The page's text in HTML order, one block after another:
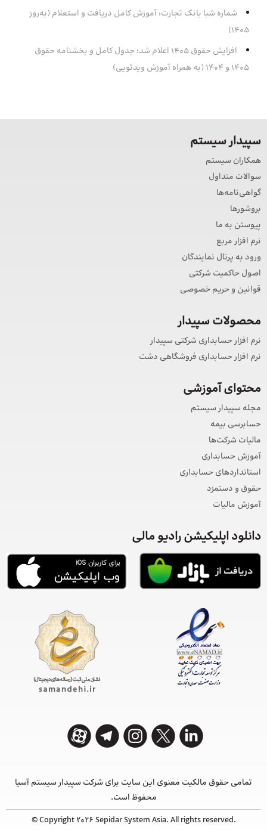
شماره شبا بانک تجارت: آموزش کامل دریافت و استعلام (به‌روز
۱۴۰۵)
افزایش حقوق 1405 اعلام شد؛ جدول کامل و بخشنامه حقوق
1405 و 1404 (به همراه آموزش ویدئویی)
سپیدار سیستم
همکاران سیستم
سوالات متداول
گواهی‌نامه‌ها
بروشورها
پیوستن به ما
نرم افزار مربع
ورود به پرتال نمایندگان
اصول حاکمیت شرکتی
قوانین و حریم خصوصی
محصولات سپیدار
نرم افزار حسابداری شرکتی سپیدار
نرم افزار حسابداری فروشگاهی دشت
محتوای آموزشی
مجله سپیدار سیستم
حسابرسی بیمه
مالیات شرکت‌ها
آموزش حسابداری
استانداردهای حسابداری
حقوق و دستمزد
آموزش مالیات
دانلود اپلیکیشن رادیو مالی
تمامی حقوق مالکیت معنوی این ‌سایت برای شرکت سپیدار سیستم آسیا
محفوظ است.
© Copyright 2026 Sepidar System Asia. All rights reserved.